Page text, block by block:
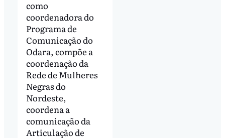
como
coordenadora do
Programa de
Comunicação do
Odara, compõe a
coordenação da
Rede de Mulheres
Negras do
Nordeste,
coordena a
comunicação da
Articulação de